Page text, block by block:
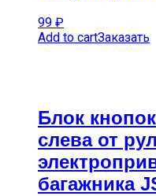
99 ₽
Add to cartЗаказать
Блок
слева от
багажника